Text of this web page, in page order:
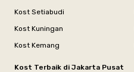
Kost Setiabudi
Kost Kuningan
Kost Kemang
Kost Terbaik di Jakarta Pusat